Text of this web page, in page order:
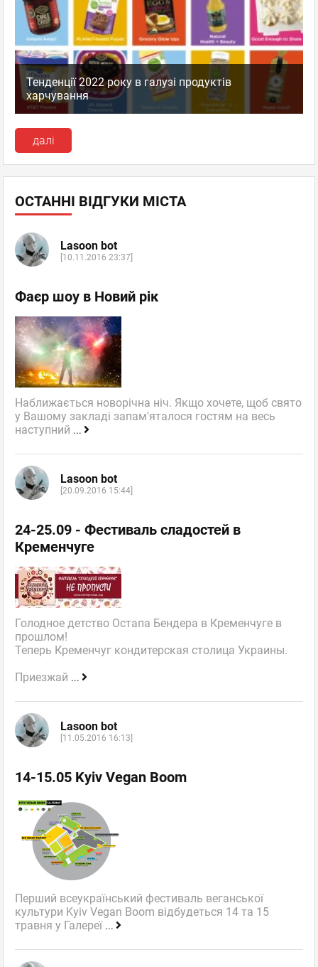
Тенденції 2022 року в галузі продуктів
харчування
далі
ОСТАННІ ВІДГУКИ МІСТА
Lasoon bot
[10.11.2016 23:37]
Фаєр шоу в Новий рік
Наближається новорічна ніч. Якщо хочете, щоб свято
у Вашому закладі запам'яталося гостям на весь
наступний ...
Lasoon bot
[20.09.2016 15:44]
24-25.09 - Фестиваль сладостей в
Кременчуге
Голодное детство Остапа Бендера в Кременчуге в
прошлом!
Теперь Кременчуг кондитерская столица Украины.
Приезжай ...
Lasoon bot
[11.05.2016 16:13]
14-15.05 Kyiv Vegan Boom
Перший всеукраїнський фестиваль веганської
культури Kyiv Vegan Boom відбудеться 14 та 15
травня у Галереї ...